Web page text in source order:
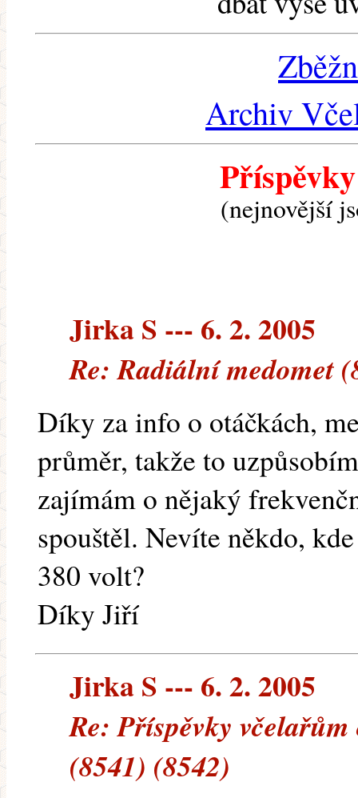
Archiv
(nejnovější
Jirka S --- 6. 2. 2005
Re: Radiální medomet
Díky za info o otáčkách,
průměr, takže to
zajímám o nějaký
spouštěl. Nevíte někdo,
380 volt?
Díky Jiří
Jirka S --- 6. 2. 2005
Re: Příspěvky
(8541) (8542)